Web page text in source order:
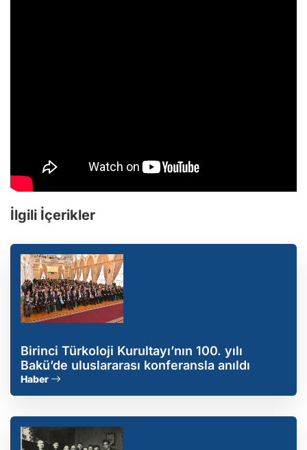
İlgili İçerikler
Birinci Türkoloji Kurultayı’nın 100. yılı
Bakü’de uluslararası konferansla anıldı
Haber